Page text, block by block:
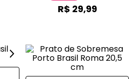
R$ 29,99